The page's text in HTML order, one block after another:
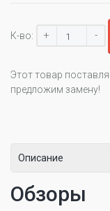
К-во: + -
Этот товар
предложим замену!
Описание
Обзоры